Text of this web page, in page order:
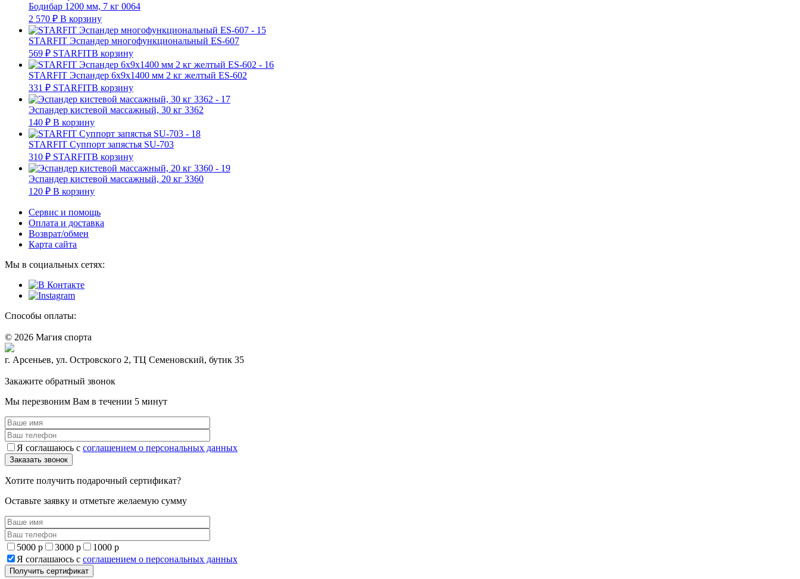
Бодибар 1200 мм, 7 кг 0064
2 570 ₽ В корзину
STARFIT Эспандер многофункциональный ES-607
569 ₽ STARFITВ корзину
STARFIT Эспандер 6х9х1400 мм 2 кг желтый ES-602
331 ₽ STARFITВ корзину
Эспандер кистевой массажный, 30 кг 3362
140 ₽ В корзину
STARFIT Суппорт запястья SU-703
310 ₽ STARFITВ корзину
Эспандер кистевой массажный, 20 кг 3360
120 ₽ В корзину
Сервис и помощь
Оплата и доставка
Возврат/обмен
Карта сайта
Мы в социальных сетях:
Способы оплаты:
© 2026 Магия спорта
г. Арсеньев, ул. Островского 2, ТЦ Семеновский, бутик 35
Закажите обратный звонок
Мы перезвоним Вам в течении 5 минут
Я соглашаюсь с соглашением о персональных данных
Хотите получить подарочный сертификат?
Оставьте заявку и отметьте желаемую сумму
5000 р 3000 р
1000 р
Я соглашаюсь с соглашением о персональных данных